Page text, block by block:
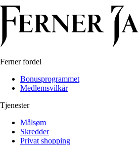
Ferner fordel
Bonusprogrammet
Medlemsvilkår
Tjenester
Målsøm
Skredder
Privat shopping